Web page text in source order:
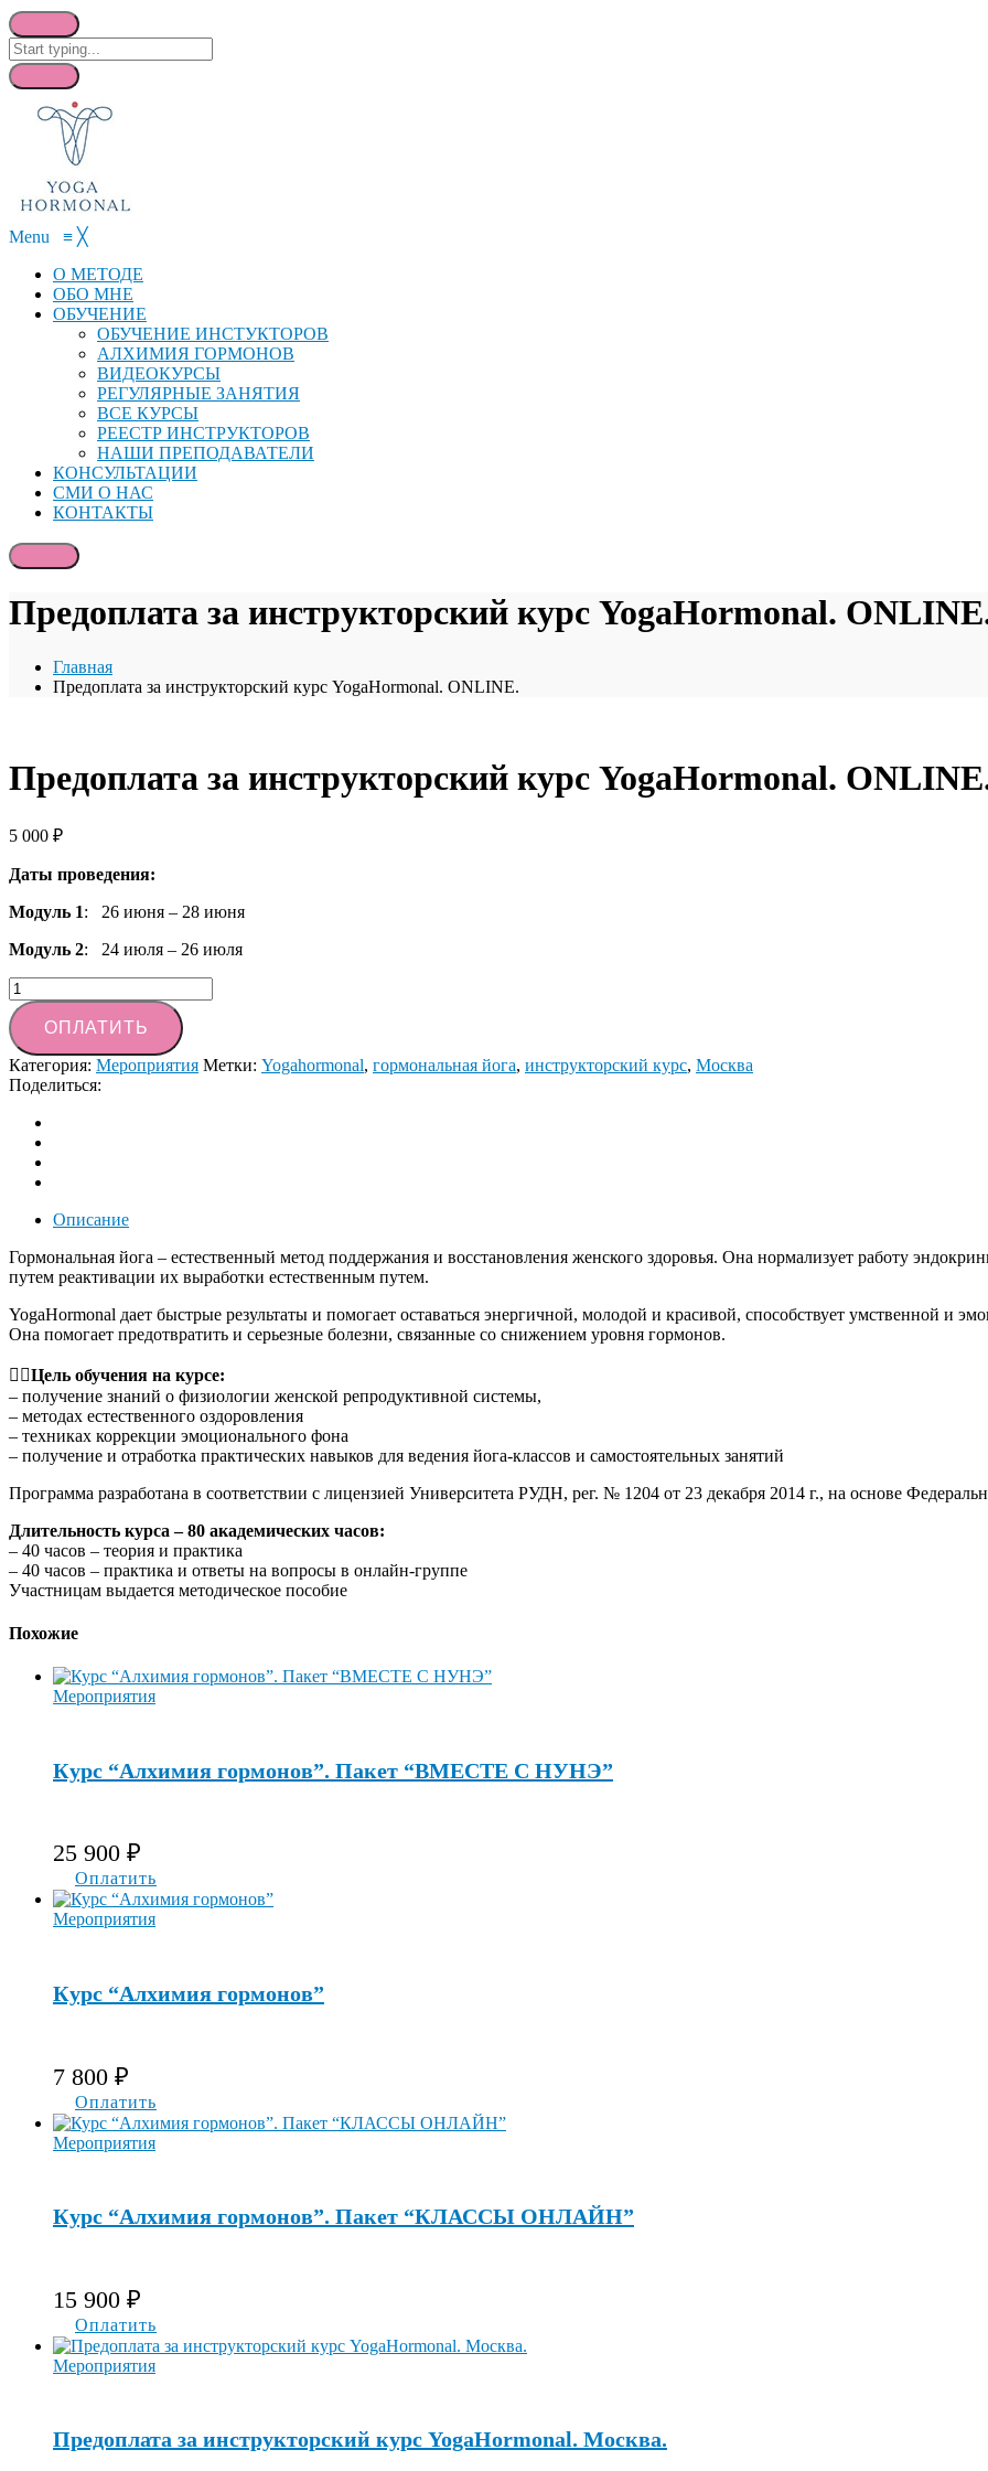
Menu ≡ ╳
О МЕТОДЕ
ОБО МНЕ
ОБУЧЕНИЕ
ОБУЧЕНИЕ ИНСТУКТОРОВ
АЛХИМИЯ ГОРМОНОВ
ВИДЕОКУРСЫ
РЕГУЛЯРНЫЕ ЗАНЯТИЯ
ВСЕ КУРСЫ
РЕЕСТР ИНСТРУКТОРОВ
НАШИ ПРЕПОДАВАТЕЛИ
КОНСУЛЬТАЦИИ
СМИ О НАС
КОНТАКТЫ
Предоплата за инструкторский курс YogaHormonal.
Главная
Предоплата за инструкторский курс YogaHormonal. ONLINE.
Предоплата за инструкторский курс YogaHormonal.
5 000 ₽
Даты проведения:
Модуль 1: 26 июня – 28 июня
Модуль 2: 24 июля – 26 июля
Количество
товара
Предоплата
за
инструкторский
курс
ONLINE.
ОПЛАТИТЬ
Категория: Мероприятия Метки: Yogahormonal, гормональная йога, инструкторский курс, Москва
Поделиться:
Описание
Гормональная йога – естественный метод поддержания и восстановления женского здоровья. Она нормализует работу
путем реактивации их выработки естественным путем.
YogaHormonal дает быстрые результаты и помога­ет оставаться энерги­чной, молодой и красивой, спос­обствует умственной и
Она помогает предотврат­ить и серьезные болезн­и, связанные со снижен­ием уровня гормонов.
☝🏻Цель обучения на курсе:
– получение знаний о физиологии женской репродуктивной системы,
– методах естественного оздоровления
– техниках коррекции эмоционального фона
– получение и отработка практических навыков для ведения йога-классов и самостоятельных занятий
Программа разработана в соответствии с лицензией Университета РУДН, рег. № 1204 от 23 декабря 2014 г., на основе
Длительность курса – 80 академических часов:
– 40 часов – теория и практика
– 40 часов – практика и ответы на вопросы в онлайн-группе
Участницам выдается методическое пособие
Похожие
Мероприятия
Курс “Алхимия гормонов”. Пакет “ВМЕСТЕ С НУНЭ”
25 900 ₽
Оплатить
Мероприятия
Курс “Алхимия гормонов”
7 800 ₽
Оплатить
Мероприятия
Курс “Алхимия гормонов”. Пакет “КЛАССЫ ОНЛАЙН”
15 900 ₽
Оплатить
Мероприятия
Предоплата за инструкторский курс YogaHormonal. Москва.